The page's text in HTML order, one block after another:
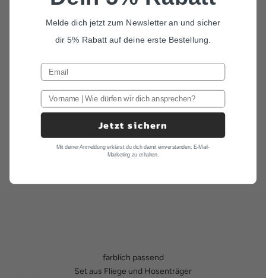
farblich passend
Set aus Fliege und Hosenträger
Melde dich jetzt zum Newsletter an und sicher
dir 5% Rabatt auf deine erste Bestellung.
Jetzt sichern
Mit deiner Anmeldung erklärst du dich damit einverstanden, E-Mail-
Marketing zu erhalten.